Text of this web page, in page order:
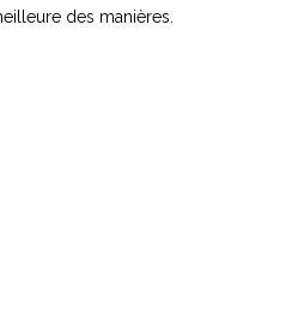
des manières.